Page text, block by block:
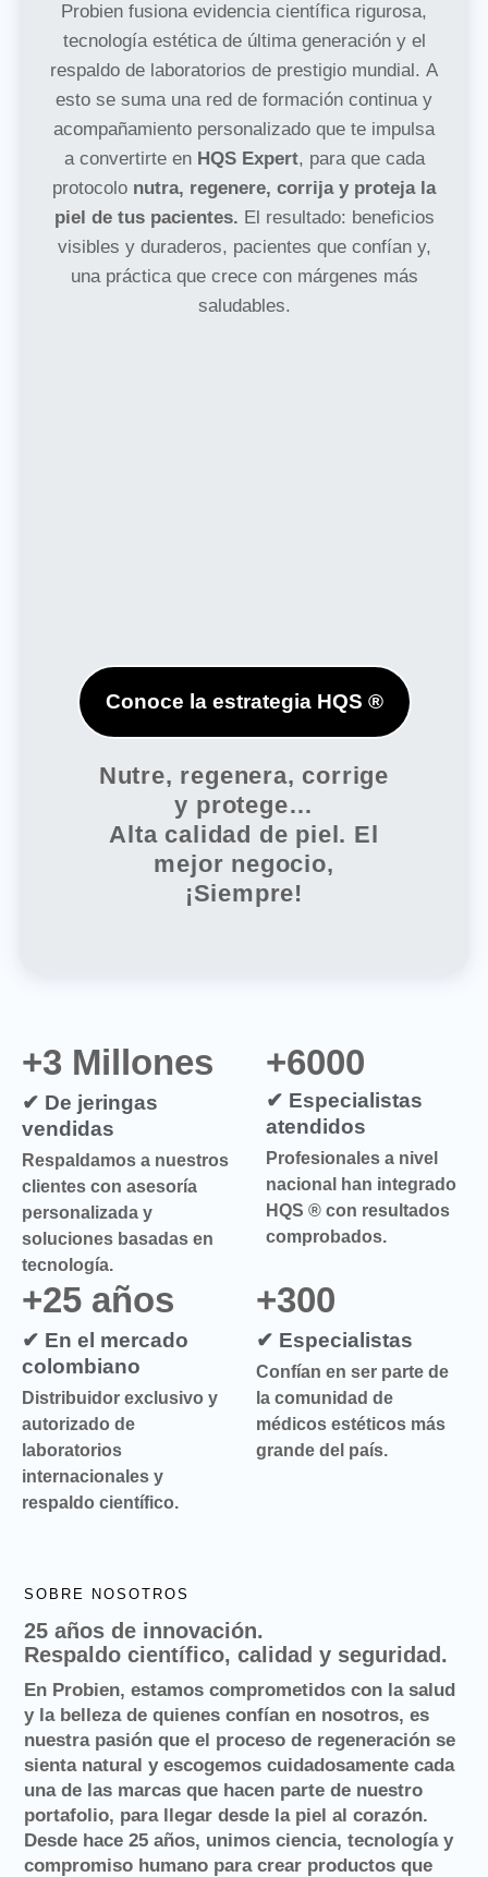
Probien fusiona evidencia científica rigurosa,
tecnología estética de última generación y el
respaldo de laboratorios de prestigio mundial. A
esto se suma una red de formación continua y
acompañamiento personalizado que te impulsa
a convertirte en HQS Expert, para que cada
protocolo nutra, regenere, corrija y proteja la
piel de tus pacientes. El resultado: beneficios
visibles y duraderos, pacientes que confían y,
una práctica que crece con márgenes más
saludables.
Conoce la estrategia HQS ®
Nutre, regenera, corrige
y protege…
Alta calidad de piel. El
mejor negocio,
¡Siempre!
+3 Millones
✔ De jeringas
vendidas
Respaldamos a nuestros
clientes con asesoría
personalizada y
soluciones basadas en
tecnología.
+6000
✔ Especialistas
atendidos
Profesionales a nivel
nacional han integrado
HQS ® con resultados
comprobados.
+25 años
✔ En el mercado
colombiano
Distribuidor exclusivo y
autorizado de
laboratorios
internacionales y
respaldo científico.
+300
✔ Especialistas
Confían en ser parte de
la comunidad de
médicos estéticos más
grande del país.
SOBRE NOSOTROS
25 años de innovación.
Respaldo científico, calidad y seguridad.
En Probien, estamos comprometidos con la salud
y la belleza de quienes confían en nosotros, es
nuestra pasión que el proceso de regeneración se
sienta natural y escogemos cuidadosamente cada
una de las marcas que hacen parte de nuestro
portafolio, para llegar desde la piel al corazón.
Desde hace 25 años, unimos ciencia, tecnología y
compromiso humano para crear productos que